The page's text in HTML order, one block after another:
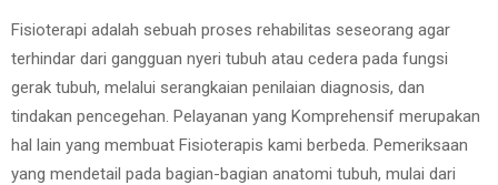
Fisioterapi adalah sebuah proses rehabilitas seseorang agar
terhindar dari gangguan nyeri tubuh atau cedera pada fungsi
gerak tubuh, melalui serangkaian penilaian diagnosis, dan
tindakan pencegehan. Pelayanan yang Komprehensif merupakan
hal lain yang membuat Fisioterapis kami berbeda. Pemeriksaan
yang mendetail pada bagian-bagian anatomi tubuh, mulai dari